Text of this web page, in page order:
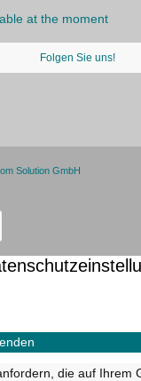
at the moment
Folgen Sie uns!
Solution GmbH
die auf Ihrem